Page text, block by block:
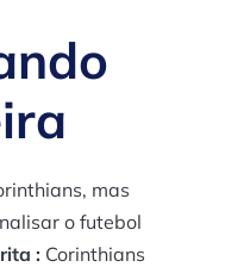
mas
o futebol
: Corinthians